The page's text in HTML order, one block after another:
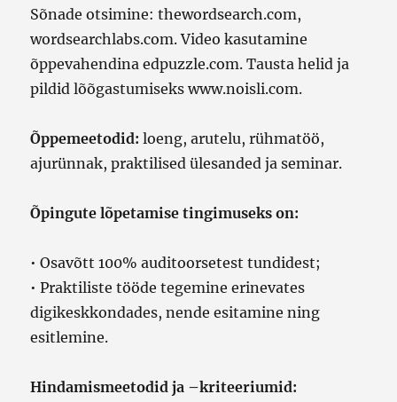
Sõnade otsimine: thewordsearch.com,
wordsearchlabs.com. Video kasutamine
õppevahendina edpuzzle.com. Tausta helid ja
pildid lõõgastumiseks www.noisli.com.
Õppemeetodid:loeng, arutelu, rühmatöö,
ajurünnak, praktilised ülesanded ja seminar.
Õpingute lõpetamise tingimuseks on:
• Osavõtt 100% auditoorsetest tundidest;
• Praktiliste tööde tegemine erinevates
digikeskkondades, nende esitamine ning
esitlemine.
Hindamismeetodid ja –kriteeriumid: